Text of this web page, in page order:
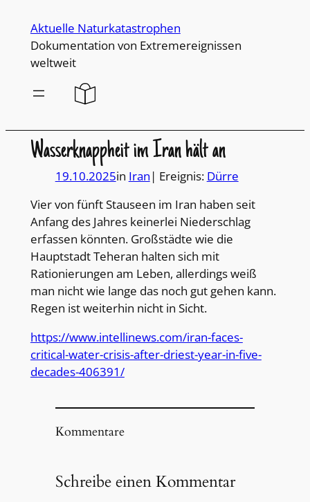
Inhalt
wechseln
Aktuelle Naturkatastrophen
Dokumentation von Extremereignissen
weltweit
Wasserknappheit im Iran hält an
19.10.2025in Iran | Ereignis: Dürre
Vier von fünft Stauseen im Iran haben seit
Anfang des Jahres keinerlei Niederschlag
erfassen könnten. Großstädte wie die
Hauptstadt Teheran halten sich mit
Rationierungen am Leben, allerdings weiß
man nicht wie lange das noch gut gehen kann.
Regen ist weiterhin nicht in Sicht.
https://www.intellinews.com/iran-faces-
critical-water-crisis-after-driest-year-in-five-
decades-406391/
Kommentare
Schreibe einen Kommentar